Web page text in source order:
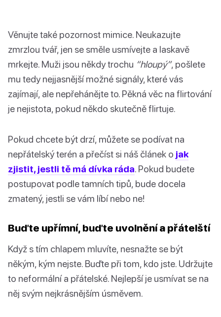
Věnujte také pozornost mimice. Neukazujte
zmrzlou tvář, jen se směle usmívejte a laskavě
mrkejte. Muži jsou někdy trochu “hloupý”, pošlete
mu tedy nejjasnější možné signály, které vás
zajímají, ale nepřehánějte to. Pěkná věc na flirtování
je nejistota, pokud někdo skutečně flirtuje.
Pokud chcete být drzí, můžete se podívat na
nepřátelský terén a přečíst si náš článek o jak
zjistit, jestli tě má dívka ráda. Pokud budete
postupovat podle tamních tipů, bude docela
zmatený, jestli se vám líbí nebo ne!
Buďte upřímní, buďte uvolnění a přátelští
Když s tím chlapem mluvíte, nesnažte se být
někým, kým nejste. Buďte při tom, kdo jste. Udržujte
to neformální a přátelské. Nejlepší je usmívat se na
něj svým nejkrásnějším úsměvem.